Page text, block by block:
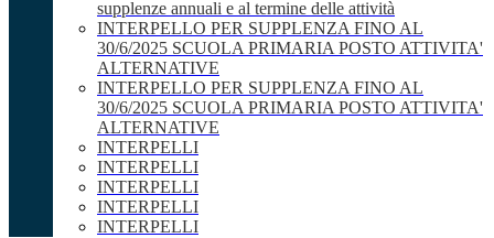
supplenze annuali e al termine delle attività
INTERPELLO PER SUPPLENZA FINO AL
30/6/2025 SCUOLA PRIMARIA POSTO ATTIVITA'
ALTERNATIVE
INTERPELLO PER SUPPLENZA FINO AL
30/6/2025 SCUOLA PRIMARIA POSTO ATTIVITA'
ALTERNATIVE
INTERPELLI
INTERPELLI
INTERPELLI
INTERPELLI
INTERPELLI